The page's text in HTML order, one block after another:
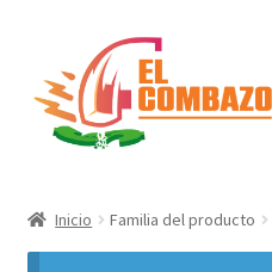
DJ, Audio e Iluminación PRO
Inicio Familia del producto